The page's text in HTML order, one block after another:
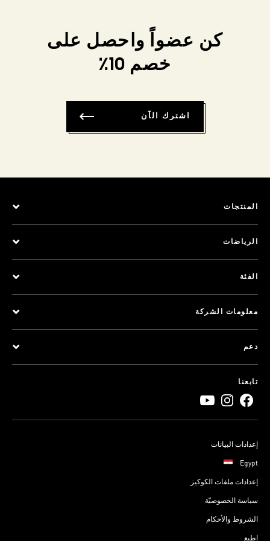
كن عضواً واحصل على
خصم 10٪
اشترك الآن
المنتجات
الرياضات
الفئة
معلومات الشركة
دعم
تابعنا
إعدادات البيانات
Egypt
إعدادات ملفات الكوكيز
سياسة الخصوصيّة
الشروط والأحكام
اطبع